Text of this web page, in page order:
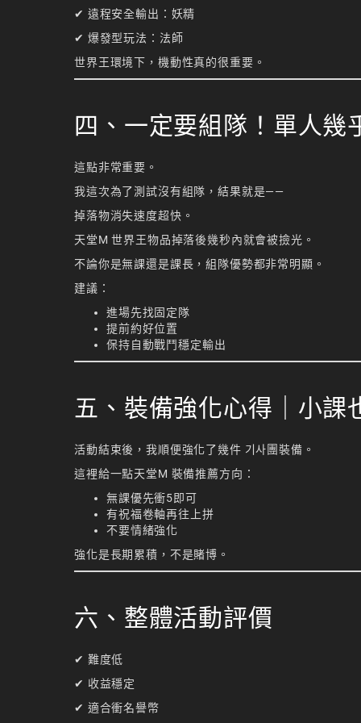
✔ 遠程安全輸出：妖精
✔ 爆發型玩法：法師
世界王環境下，機動性真的很重要。
四、一定要組隊！單人幾
這點非常重要。
我這次為了測試沒有組隊，結果就是——
掉落物消失速度超快。
天堂M 世界王物品掉落後幾秒內就會被撿光。
不論你是無課還是課長，組隊優勢都非常明顯。
建議：
進場先找固定隊
提前約好位置
保持自動戰鬥穩定輸出
五、裝備強化心得｜小課
活動結束後，我順便強化了幾件 기사團裝備。
這裡給一點天堂M 裝備推薦方向：
無課優先衝5即可
有祝福卷軸再往上拼
不要情緒強化
強化是長期累積，不是賭博。
六、整體活動評價
✔ 難度低
✔ 收益穩定
✔ 適合衝名譽幣